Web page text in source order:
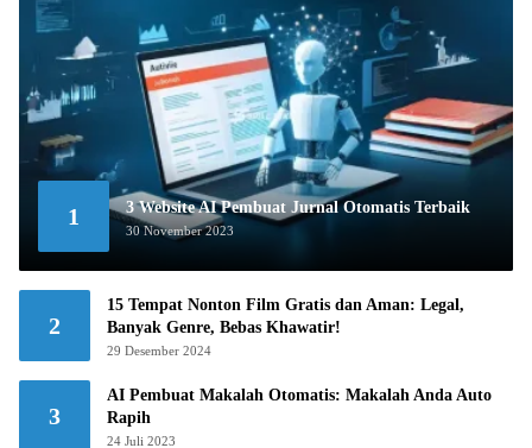
1 3 Website AI Pembuat Jurnal Otomatis Terbaik
30 November 2023
2
15 Tempat Nonton Film Gratis dan Aman: Legal,
Banyak Genre, Bebas Khawatir!
29 Desember 2024
3
AI Pembuat Makalah Otomatis: Makalah Anda Auto
Rapih
24 Juli 2023